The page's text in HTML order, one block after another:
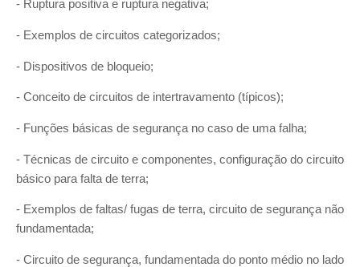
- Ruptura positiva e ruptura negativa;
- Exemplos de circuitos categorizados;
- Dispositivos de bloqueio;
- Conceito de circuitos de intertravamento (típicos);
- Funções básicas de segurança no caso de uma falha;
- Técnicas de circuito e componentes, configuração do circuito
básico para falta de terra;
- Exemplos de faltas/ fugas de terra, circuito de segurança não
fundamentada;
- Circuito de segurança, fundamentada do ponto médio no lado